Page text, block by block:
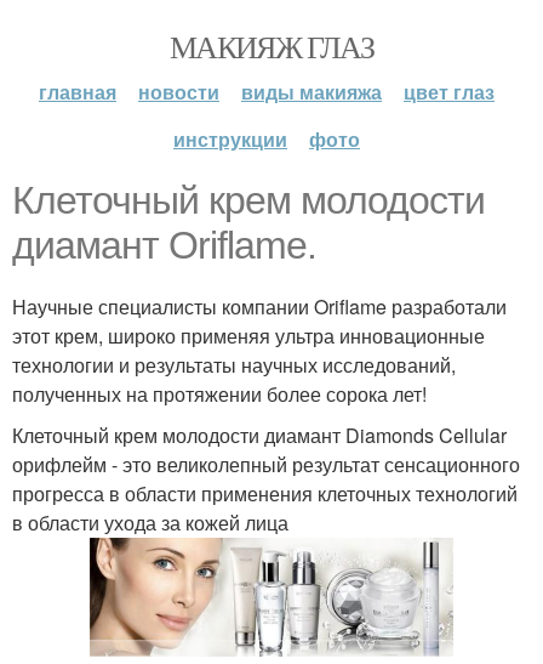
МАКИЯЖ ГЛАЗ
главная новости виды макияжа
цвет глаз
инструкции
фото
Клеточный крем молодости
диамант Oriflame.
Научные специалисты компании Oriflame разработали
этот крем, широко применяя ультра инновационные
технологии и результаты научных исследований,
полученных на протяжении более сорока лет!
Клеточный крем молодости диамант Diamonds Cellular
орифлейм - это великолепный результат сенсационного
прогресса в области применения клеточных технологий
в области ухода за кожей лица